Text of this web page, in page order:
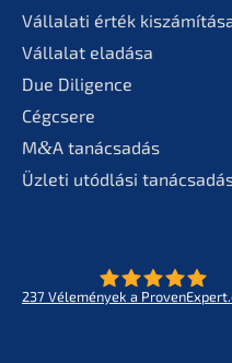
Vállala­ti érték
Válla­lat eladása
Due Diligence
Cégcse­re
M&A tanác­sa­dás
Üzleti utódlá­si
237 Vélemé­ny­ek a